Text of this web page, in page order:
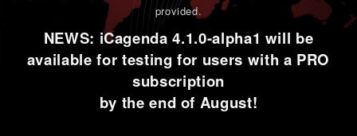
provided.
NEWS: iCagenda 4.1.0-alpha1 will be
available for testing for users with a PRO
subscription
by the end of August!